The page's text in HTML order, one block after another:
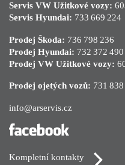
Servis VW Užitkové vozy:
Servis Hyundai: 733 669 224
Prodej Škoda: 736 798 236
Prodej Hyundai: 732 372 490
Prodej VW Užitkové vozy:
Prodej ojetých vozů: 731 838
info@arservis.cz
Kompletní kontakty